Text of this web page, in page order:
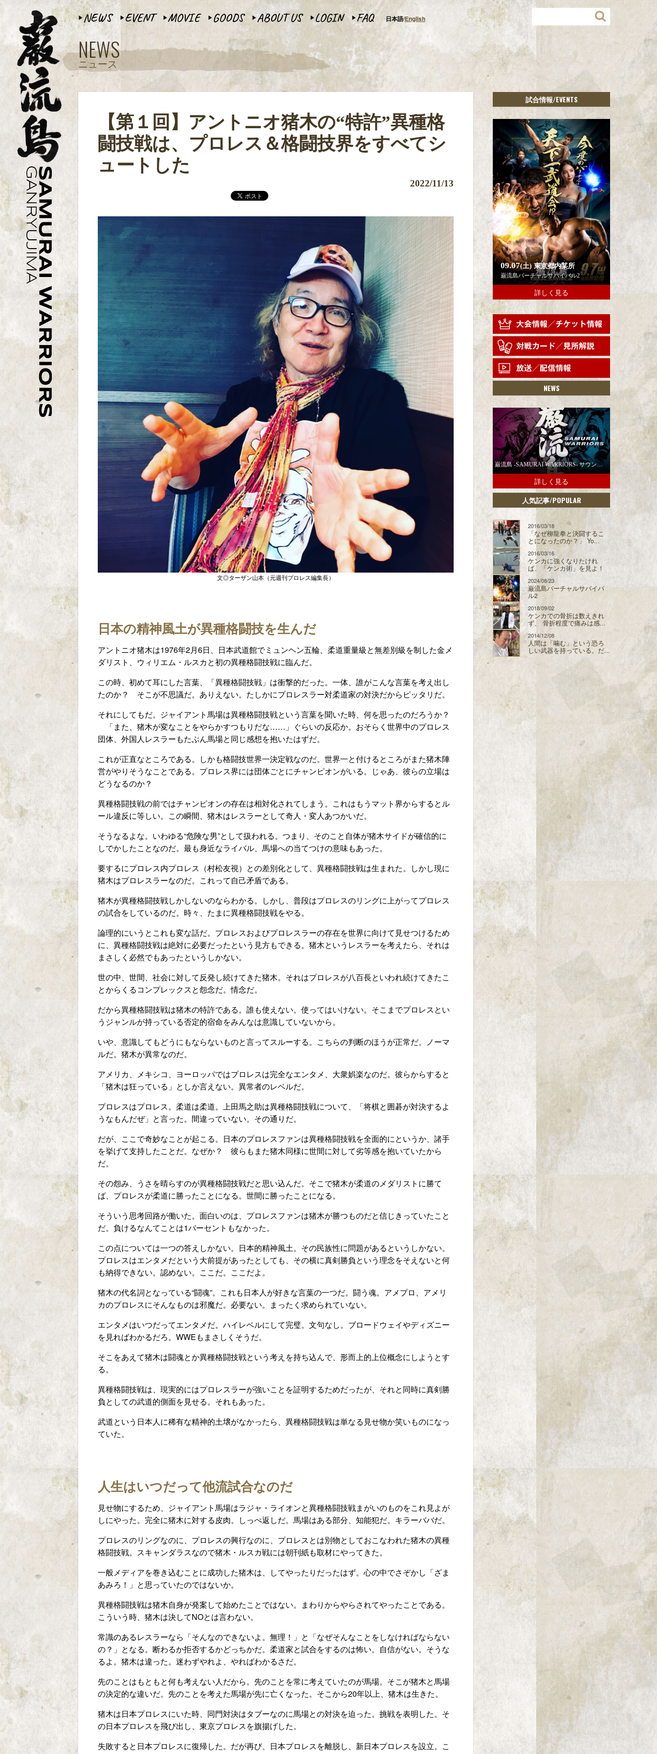
▶︎NEWS ▶︎ EVENT ▶︎MOVIE ▶︎ GOODS ▶︎ABOUT US ▶︎ LOGIN ▶︎FAQ 日本語English
NEWS
ニュース
【第１回】アントニオ猪木の“特許”異種格
闘技戦は、プロレス＆格闘技界をすべてシ
ュートした
2022/11/13
文◎ターザン山本（元週刊プロレス編集長）
日本の精神風土が異種格闘技を生んだ
アントニオ猪木は1976年2月6日、日本武道館でミュンヘン五輪、柔道重量級と無差別級を制した金メ
ダリスト、ウィリエム・ルスカと初の異種格闘技戦に臨んだ。
この時、初めて耳にした言葉、「異種格闘技戦」は衝撃的だった。一体、誰がこんな言葉を考え出し
たのか？ そこが不思議だ。ありえない。たしかにプロレスラー対柔道家の対決だからピッタリだ。
それにしてもだ。ジャイアント馬場は異種格闘技戦という言葉を聞いた時、何を思ったのだろうか？
「また、猪木が変なことをやらかすつもりだな……」ぐらいの反応か。おそらく世界中のプロレス
団体、外国人レスラーもたぶん馬場と同じ感想を抱いたはずだ。
これが正直なところである。しかも格闘技世界一決定戦なのだ。世界一と付けるところがまた猪木陣
営がやりそうなことである。プロレス界には団体ごとにチャンピオンがいる。じゃあ、彼らの立場は
どうなるのか？
異種格闘技戦の前ではチャンピオンの存在は相対化されてしまう。これはもうマット界からするとル
ール違反に等しい。この瞬間、猪木はレスラーとして奇人・変人あつかいだ。
そうなるよな。いわゆる“危険な男”として扱われる。つまり、そのこと自体が猪木サイドが確信的に
しでかしたことなのだ。最も身近なライバル、馬場への当てつけの意味もあった。
要するにプロレス内プロレス（村松友視）との差別化として、異種格闘技戦は生まれた。しかし現に
猪木はプロレスラーなのだ。これって自己矛盾である。
猪木が異種格闘技戦しかしないのならわかる。しかし、普段はプロレスのリングに上がってプロレス
の試合をしているのだ。時々、たまに異種格闘技戦をやる。
論理的にいうとこれも変な話だ。プロレスおよびプロレスラーの存在を世界に向けて見せつけるため
に、異種格闘技戦は絶対に必要だったという見方もできる。猪木というレスラーを考えたら、それは
まさしく必然でもあったというしかない。
世の中、世間、社会に対して反発し続けてきた猪木。それはプロレスが八百長といわれ続けてきたこ
とからくるコンプレックスと怨念だ。情念だ。
だから異種格闘技戦は猪木の特許である。誰も使えない。使ってはいけない。そこまでプロレスとい
うジャンルが持っている否定的宿命をみんなは意識していないから。
いや、意識してもどうにもならないものと言ってスルーする。こちらの判断のほうが正常だ。ノーマ
ルだ。猪木が異常なのだ。
アメリカ、メキシコ、ヨーロッパではプロレスは完全なエンタメ、大衆娯楽なのだ。彼らからすると
「猪木は狂っている」としか言えない。異常者のレベルだ。
プロレスはプロレス。柔道は柔道。上田馬之助は異種格闘技戦について、「将棋と囲碁が対決するよ
うなもんだぜ」と言った。間違っていない。その通りだ。
だが、ここで奇妙なことが起こる。日本のプロレスファンは異種格闘技戦を全面的にというか、諸手
を挙げて支持したことだ。なぜか？ 彼らもまた猪木同様に世間に対して劣等感を抱いていたから
だ。
その怨み、うさを晴らすのが異種格闘技戦だと思い込んだ。そこで猪木が柔道のメダリストに勝て
ば、プロレスが柔道に勝ったことになる。世間に勝ったことになる。
そういう思考回路が働いた。面白いのは、プロレスファンは猪木が勝つものだと信じきっていたこと
だ。負けるなんてことは1パーセントもなかった。
この点については一つの答えしかない。日本的精神風土。その民族性に問題があるというしかない。
プロレスはエンタメだという大前提があったとしても、その横に真剣勝負という理念をそえないと何
も納得できない。認めない。ここだ。ここだよ。
猪木の代名詞となっている“闘魂”。これも日本人が好きな言葉の一つだ。闘う魂。アメプロ、アメリ
カのプロレスにそんなものは邪魔だ。必要ない。まったく求められていない。
エンタメはいつだってエンタメだ。ハイレベルにして完璧。文句なし。ブロードウェイやディズニー
を見ればわかるだろ。WWEもまさしくそうだ。
そこをあえて猪木は闘魂とか異種格闘技戦という考えを持ち込んで、形而上的上位概念にしようとす
る。
異種格闘技戦は、現実的にはプロレスラーが強いことを証明するためだったが、それと同時に真剣勝
負としての武道的側面を見せる。それもあった。
武道という日本人に稀有な精神的土壌がなかったら、異種格闘技戦は単なる見せ物か笑いものになっ
ていた。
人生はいつだって他流試合なのだ
見せ物にするため、ジャイアント馬場はラジャ・ライオンと異種格闘技戦まがいのものをこれ見よが
しにやった。完全に猪木に対する皮肉。しっぺ返しだ。馬場はある部分、知能犯だ。キラーババだ。
プロレスのリングなのに、プロレスの興行なのに、プロレスとは別物としておこなわれた猪木の異種
格闘技戦。スキャンダラスなので猪木・ルスカ戦には朝刊紙も取材にやってきた。
一般メディアを巻き込むことに成功した猪木は、してやったりだったはず。心の中でさぞかし「ざま
あみろ！」と思っていたのではないか。
異種格闘技戦は猪木自身が発案して始めたことではない。まわりからやらされてやったことである。
こういう時、猪木は決してNOとは言わない。
常識のあるレスラーなら「そんなのできないよ。無理！」と「なぜそんなことをしなければならない
の？」となる。断わるか拒否するかどっちかだ。柔道家と試合をするのは怖い。自信がない。そうな
るよ。猪木は違った。迷わずやれよ、やればわかるさだ。
先のことはもともと何も考えない人だから。先のことを常に考えていたのが馬場。そこが猪木と馬場
の決定的な違いだ。先のことを考えた馬場が先に亡くなった。そこから20年以上、猪木は生きた。
猪木は日本プロレスにいた時、同門対決はタブーなのに馬場との対決を迫った。挑戦を表明した。そ
の日本プロレスを飛び出し、東京プロレスを旗揚げした。
失敗すると日本プロレスに復帰した。だが再び、日本プロレスを離脱し、新日本プロレスを設立。こ
試合情報/EVENTS
09.07(土)東京都内某所
巌流島バーチャルサバイバル2
詳しく見る
NEWS
巌流島 -SAMURAI WARRIORS- サウンドトラックの配信スタート！
詳しく見る
人気記事/POPULAR
2016/03/18
「なぜ柳龍拳と決闘するこ
とになったのか？」 Yo...
2016/03/16
ケンカに強くなりたけれ
ば、「ケンカ術」を見よ！
2024/08/23
巌流島バーチャルサバイバ
ル2
2018/09/02
ケンカでの骨折は数えきれ
ず、 骨折程度で痛みは感...
2014/12/08
人間は「噛む」という恐ろ
しい武器を持っている。だ...